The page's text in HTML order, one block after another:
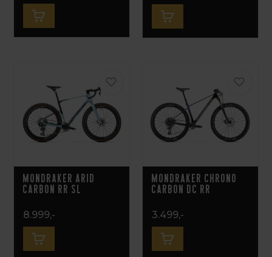
Mondraker Arid
Carbon RR SL
8.999,-
Mondraker Chrono
Carbon DC RR
3.499,-